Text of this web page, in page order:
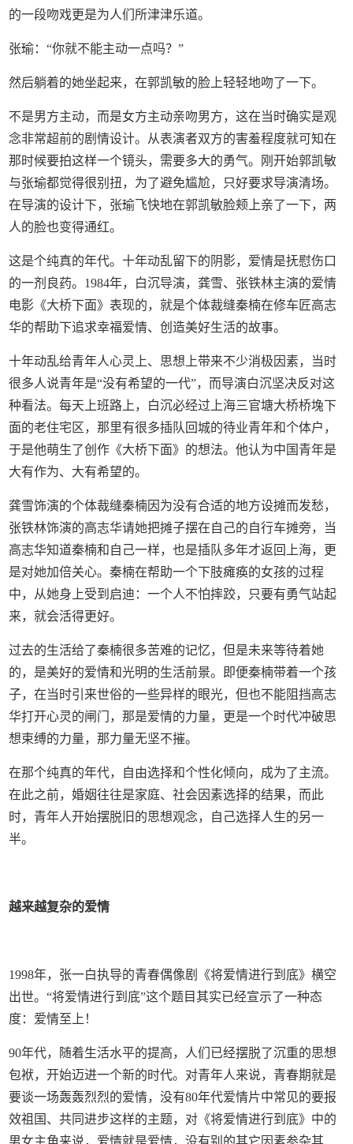
的一段吻戏更是为人们所津津乐道。
张瑜：“你就不能主动一点吗？”
然后躺着的她坐起来，在郭凯敏的脸上轻轻地吻了一下。
不是男方主动，而是女方主动亲吻男方，这在当时确实是观
念非常超前的剧情设计。从表演者双方的害羞程度就可知在
那时候要拍这样一个镜头，需要多大的勇气。刚开始郭凯敏
与张瑜都觉得很别扭，为了避免尴尬，只好要求导演清场。
在导演的设计下，张瑜飞快地在郭凯敏脸颊上亲了一下，两
人的脸也变得通红。
这是个纯真的年代。十年动乱留下的阴影，爱情是抚慰伤口
的一剂良药。1984年，白沉导演，龚雪、张铁林主演的爱情
电影《大桥下面》表现的，就是个体裁缝秦楠在修车匠高志
华的帮助下追求幸福爱情、创造美好生活的故事。
十年动乱给青年人心灵上、思想上带来不少消极因素，当时
很多人说青年是“没有希望的一代”，而导演白沉坚决反对这
种看法。每天上班路上，白沉必经过上海三官塘大桥桥堍下
面的老住宅区，那里有很多插队回城的待业青年和个体户，
于是他萌生了创作《大桥下面》的想法。他认为中国青年是
大有作为、大有希望的。
龚雪饰演的个体裁缝秦楠因为没有合适的地方设摊而发愁，
张铁林饰演的高志华请她把摊子摆在自己的自行车摊旁，当
高志华知道秦楠和自己一样，也是插队多年才返回上海，更
是对她加倍关心。秦楠在帮助一个下肢瘫痪的女孩的过程
中，从她身上受到启迪：一个人不怕摔跤，只要有勇气站起
来，就会活得更好。
过去的生活给了秦楠很多苦难的记忆，但是未来等待着她
的，是美好的爱情和光明的生活前景。即便秦楠带着一个孩
子，在当时引来世俗的一些异样的眼光，但也不能阻挡高志
华打开心灵的闸门，那是爱情的力量，更是一个时代冲破思
想束缚的力量，那力量无坚不摧。
在那个纯真的年代，自由选择和个性化倾向，成为了主流。
在此之前，婚姻往往是家庭、社会因素选择的结果，而此
时，青年人开始摆脱旧的思想观念，自己选择人生的另一
半。
越来越复杂的爱情
1998年，张一白执导的青春偶像剧《将爱情进行到底》横空
出世。“将爱情进行到底”这个题目其实已经宣示了一种态
度：爱情至上！
90年代，随着生活水平的提高，人们已经摆脱了沉重的思想
包袱，开始迈进一个新的时代。对青年人来说，青春期就是
要谈一场轰轰烈烈的爱情，没有80年代爱情片中常见的要报
效祖国、共同进步这样的主题，对《将爱情进行到底》中的
男女主角来说，爱情就是爱情，没有别的其它因素参杂其